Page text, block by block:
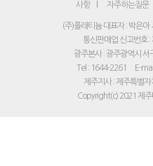
사항
자주하는질문
(주)플래티늄 대표자 : 박은아
통신판매업 신고번호
광주본사 : 광주광역시 서
Tel : 1644-2261
E-
제주지사 : 제주특별
Copyright(c) 2021 제주